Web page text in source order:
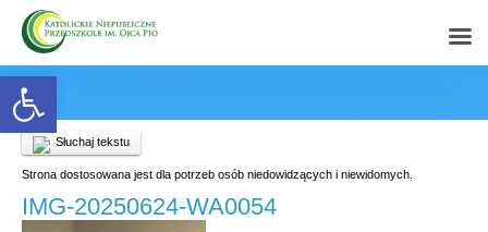
Open toolbar
Słuchaj tekstu
Strona dostosowana jest dla potrzeb osób niedowidzących i niewidomych.
IMG-20250624-WA0054